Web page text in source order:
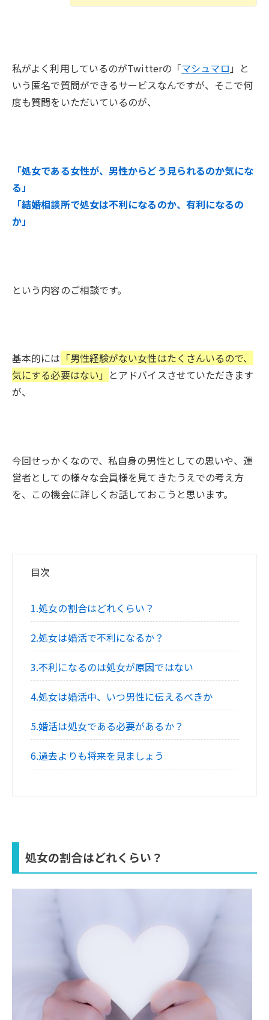
私がよく利用しているのがTwitterの「マシュマロ 」と
いう匿名で質問ができるサービスなんですが、そこで何
度も質問をいただいているのが、
「処女である女性が、男性からどう見られるのか気にな
る」
「結婚相談所で処女は不利になるのか、有利になるの
か」
という内容のご相談です。
基本的には 「男性経験がない女性はたくさんいるので、
気にする必要はない」 とアドバイスさせていただきます
が、
今回せっかくなので、私自身の男性としての思いや、運
営者としての様々な会員様を見てきたうえでの考え方
を、この機会に詳しくお話しておこうと思います。
目次
1.処女の割合はどれくらい？
2.処女は婚活で不利になるか？
3.不利になるのは処女が原因ではない
4.処女は婚活中、いつ男性に伝えるべきか
5.婚活は処女である必要があるか？
6.過去よりも将来を見ましょう
処女の割合はどれくらい？